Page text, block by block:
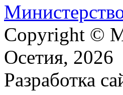
Copyright ©
Осетия, 2026
Разработка